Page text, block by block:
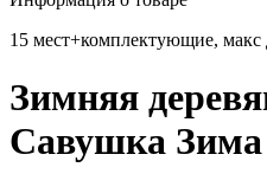
15 мест+комплектующие, макс
Зимняя
Савушка Зима